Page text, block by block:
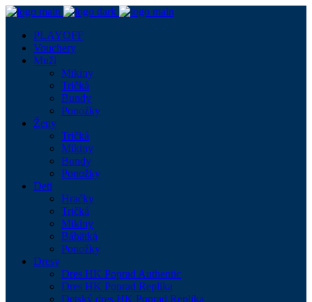
PLAYOFF
Vouchery
Muži
Mikiny
Tričká
Bundy
Ponožky
Ženy
Tričká
Mikiny
Bundy
Ponožky
Deti
Hračky
Tričká
Mikiny
Bábätká
Ponožky
Dresy
Dres HK Poprad Authentic
Dres HK Poprad Replika
Detský dres HK Poprad Replika